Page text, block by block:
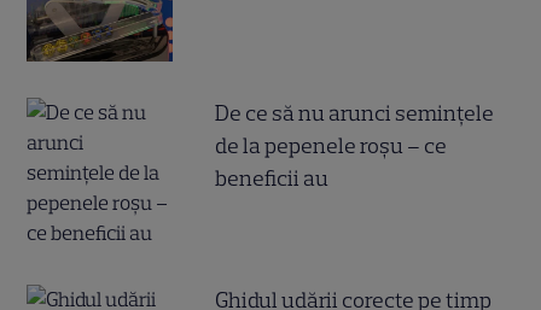
De ce să nu arunci semințele
de la pepenele roșu – ce
beneficii au
Ghidul udării corecte pe timp